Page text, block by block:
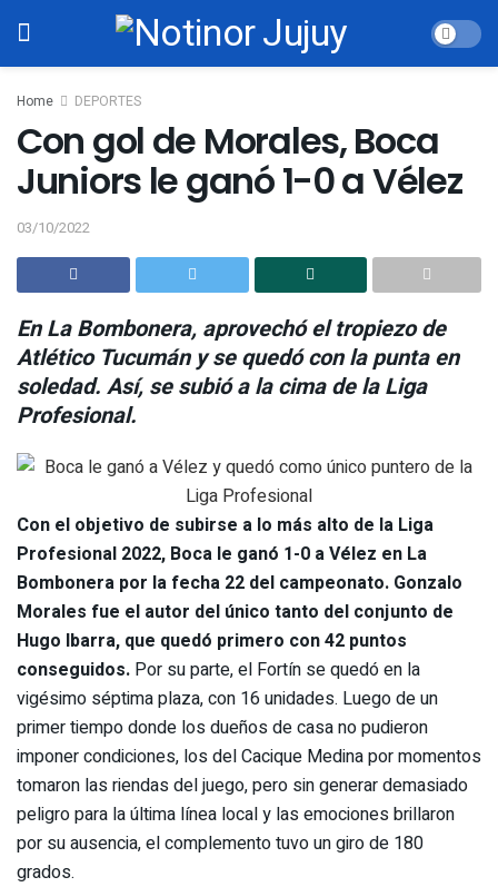
Home DEPORTES
Con gol de Morales, Boca
Juniors le ganó 1-0 a Vélez
03/10/2022
En La Bombonera, aprovechó el tropiezo de
Atlético Tucumán y se quedó con la punta en
soledad. Así, se subió a la cima de la Liga
Profesional.
Con el objetivo de subirse a lo más alto de la Liga
Profesional 2022, Boca le ganó 1-0 a Vélez en La
Bombonera por la fecha 22 del campeonato. Gonzalo
Morales fue el autor del único tanto del conjunto de
Hugo Ibarra, que quedó primero con 42 puntos
conseguidos. Por su parte, el Fortín se quedó en la
vigésimo séptima plaza, con 16 unidades. Luego de un
primer tiempo donde los dueños de casa no pudieron
imponer condiciones, los del Cacique Medina por momentos
tomaron las riendas del juego, pero sin generar demasiado
peligro para la última línea local y las emociones brillaron
por su ausencia, el complemento tuvo un giro de 180
grados.